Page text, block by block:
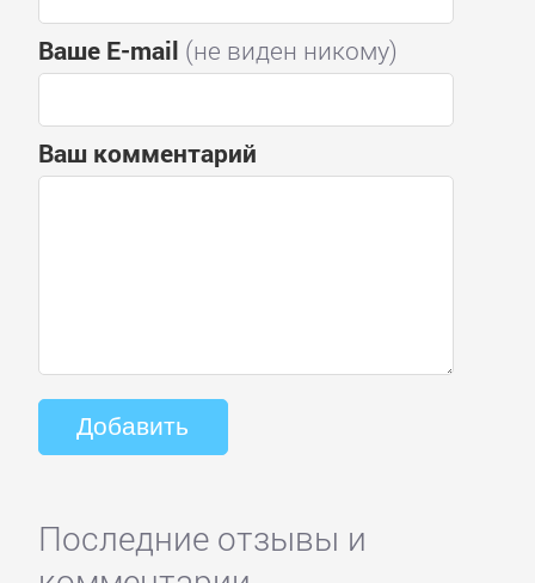
Ваше E-mail (не виден никому)
Ваш комментарий
Последние отзывы и